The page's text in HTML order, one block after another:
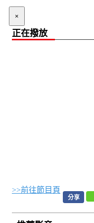
×
正在撥放
>>前往節目頁
分享